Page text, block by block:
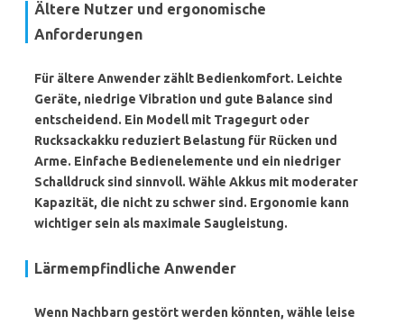
Ältere Nutzer und ergonomische
Anforderungen
Für ältere Anwender zählt Bedienkomfort. Leichte
Geräte, niedrige Vibration und gute Balance sind
entscheidend. Ein Modell mit Tragegurt oder
Rucksackakku reduziert Belastung für Rücken und
Arme. Einfache Bedienelemente und ein niedriger
Schalldruck sind sinnvoll. Wähle Akkus mit moderater
Kapazität, die nicht zu schwer sind. Ergonomie kann
wichtiger sein als maximale Saugleistung.
Lärmempfindliche Anwender
Wenn Nachbarn gestört werden könnten, wähle leise